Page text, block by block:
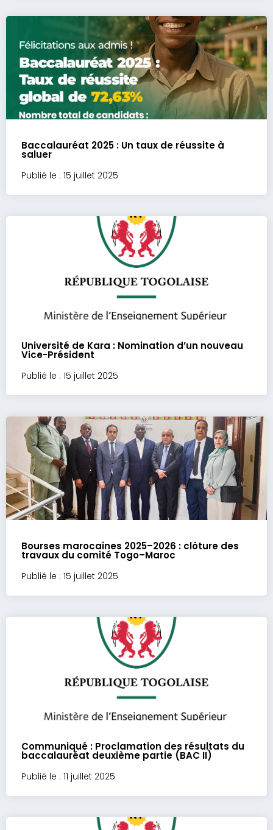
Baccalauréat 2025 : Un taux de réussite à
saluer
Publié le : 15 juillet 2025
Université de Kara : Nomination d’un nouveau
Vice-Président
Publié le : 15 juillet 2025
Bourses marocaines 2025–2026 : clôture des
travaux du comité Togo–Maroc
Publié le : 15 juillet 2025
Communiqué : Proclamation des résultats du
baccalauréat deuxième partie (BAC II)
Publié le : 11 juillet 2025